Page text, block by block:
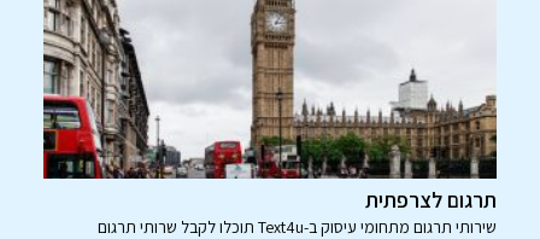
תרגום לצרפתית
שירותי תרגום מתחומי עיסוק ב-Text4u תוכלו לקבל שרותי תרגום